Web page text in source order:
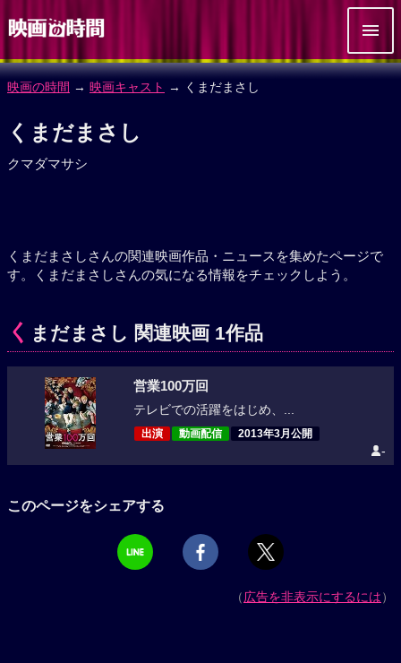
映画の時間 → 映画キャスト → くまだまさし
くまだまさし
クマダマサシ
くまだまさしさんの関連映画作品・ニュースを集めたページで
す。くまだまさしさんの気になる情報をチェックしよう。
く まだまさし 関連映画 1作品
営業100万回
テレビでの活躍をはじめ、...
出演 動画配信 2013年3月公開
-
このページをシェアする
（広告を非表示にするには）